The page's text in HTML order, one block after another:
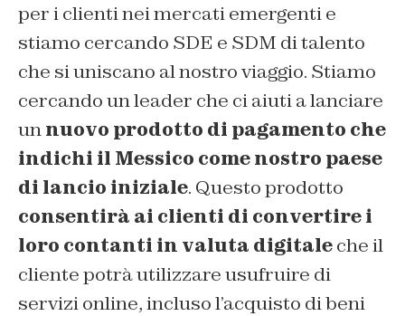
per i clienti nei mercati emergenti e
stiamo cercando SDE e SDM di talento
che si uniscano al nostro viaggio. Stiamo
cercando unleader che ci aiuti a lanciare
unnuovo prodotto di pagamento che
indichi il Messico come nostro paese
di lancio iniziale. Questo prodotto
consentirà ai clienti di convertire i
loro contanti in valuta digitaleche il
cliente potrà utilizzare usufruire di
servizi online, incluso l’acquisto di beni